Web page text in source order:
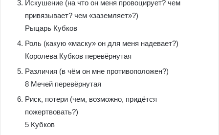
Искушение (на что он меня провоцирует? чем
привязывает? чем «заземляет»?)
Рыцарь Кубков
Роль (какую «маску» он для меня надевает?)
Королева Кубков перевёрнутая
Различия (в чём он мне противоположен?)
8 Мечей перевёрнутая
Риск, потери (чем, возможно, придётся
пожертвовать?)
5 Кубков